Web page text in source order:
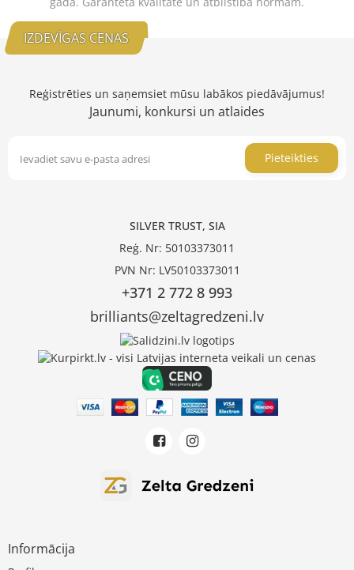
IZDEVĪGAS CENAS
Reģistrēties un saņemsiet mūsu labākos piedāvājumus!
Jaunumi, konkursi un atlaides
Pieteikties
SILVER TRUST, SIA
Reģ. Nr: 50103373011
PVN Nr: LV50103373011
+371 2 772 8 993
brilliants@zeltagredzeni.lv
Informācija